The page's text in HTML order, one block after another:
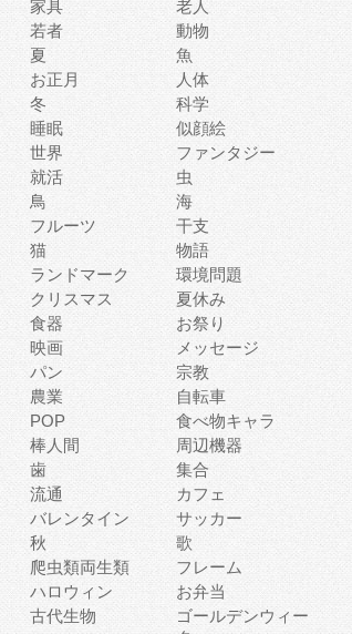
家具
老人
若者
動物
夏
魚
お正月
人体
冬
科学
睡眠
似顔絵
世界
ファンタジー
就活
虫
鳥
海
フルーツ
干支
猫
物語
ランドマーク
環境問題
クリスマス
夏休み
食器
お祭り
映画
メッセージ
パン
宗教
農業
自転車
POP
食べ物キャラ
棒人間
周辺機器
歯
集合
流通
カフェ
バレンタイン
サッカー
秋
歌
爬虫類両生類
フレーム
ハロウィン
お弁当
古代生物
ゴールデンウィー